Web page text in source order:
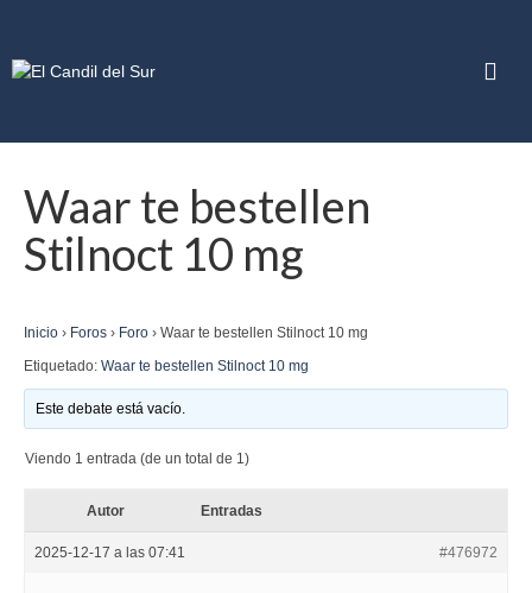
Waar te bestellen
Stilnoct 10 mg
Inicio › Foros › Foro › Waar te bestellen Stilnoct 10 mg
Etiquetado: Waar te bestellen Stilnoct 10 mg
Este debate está vacío.
Viendo 1 entrada (de un total de 1)
Autor Entradas
2025-12-17 a las 07:41 #476972